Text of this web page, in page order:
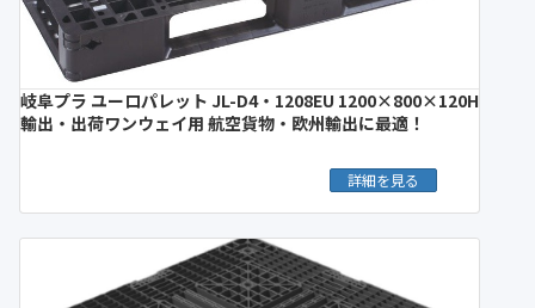
岐阜プラ ユーロパレット JL-D4・1208EU 1200×800×120H
輸出・出荷ワンウェイ用 航空貨物・欧州輸出に最適！
詳細を見る